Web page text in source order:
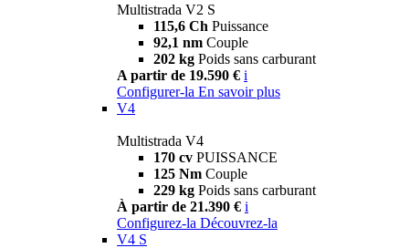
Multistrada V2 S
115,6 Ch Puissance
92,1 nm Couple
202 kg Poids sans carburant
A partir de 19.590 € i
Configurer-la En savoir plus
V4
Multistrada V4
170 cv PUISSANCE
125 Nm Couple
229 kg Poids sans carburant
À partir de 21.390 € i
Configurez-la Découvrez-la
V4 S